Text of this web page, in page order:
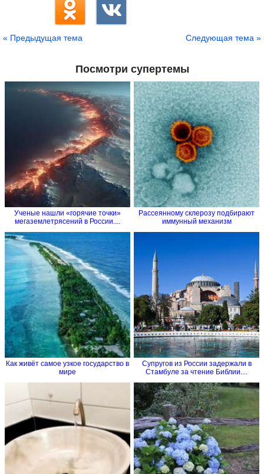
« Предыдущая тема Следующая тема »
Посмотри супертемы
Ученые нашли «горячие точки»
мегаземлетрясений в России....
Рассеянному склерозу подбирают
иммунный механизм
Как живёт самое узкое государство в
мире
Супругов из России задержали в
Стамбуле за чтение Библии....